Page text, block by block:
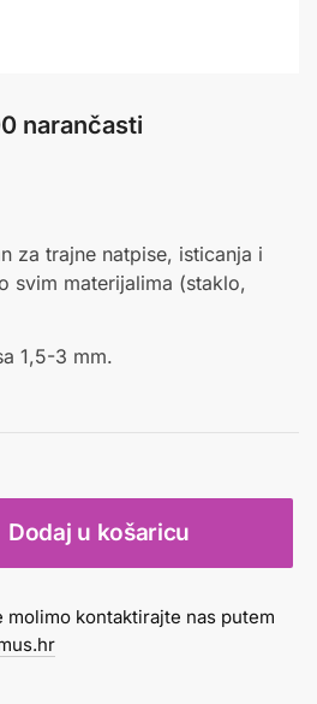
narančasti
za trajne natpise, isticanja i
svim materijalima (staklo,
1,5-3 mm.
Dodaj u košaricu
molimo kontaktirajte nas putem